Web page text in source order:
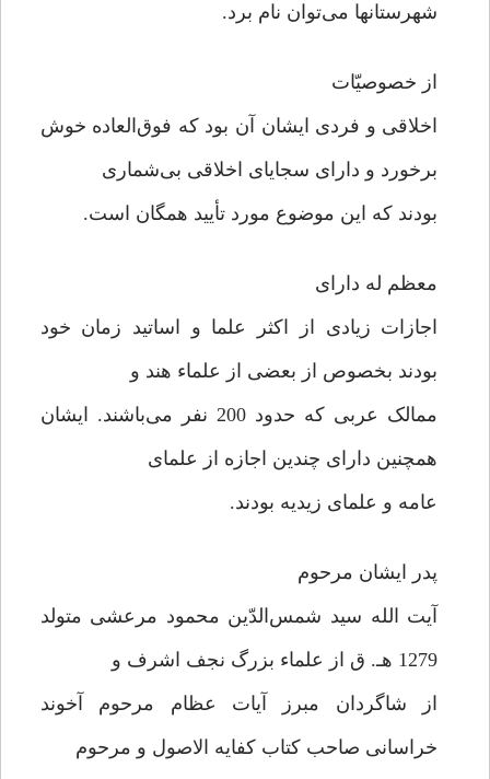
شهرستانها می‌توان نام برد.
از خصوصیّات
اخلاقی و فردی ایشان آن بود که فوق‌العاده خوش
برخورد و دارای سجایای اخلاقی بی‌شماری
بودند که این موضوع مورد تأیید همگان است.
معظم له دارای
اجازات زیادی از اکثر علما و اساتید زمان خود
بودند بخصوص از بعضی از علماء هند و
ممالک عربی که حدود 200 نفر می‌باشند. ایشان
همچنین دارای چندین اجازه از علمای
عامه و علمای زیدیه بودند.
پدر ایشان مرحوم
آیت الله سید شمس‌الدّین محمود مرعشی متولد
1279 هـ. ق از علماء بزرگ نجف اشرف و
از شاگردان مبرز آیات عظام مرحوم آخوند
خراسانی صاحب کتاب کفایه الاصول و مرحوم